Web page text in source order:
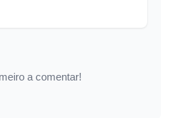
a comentar!